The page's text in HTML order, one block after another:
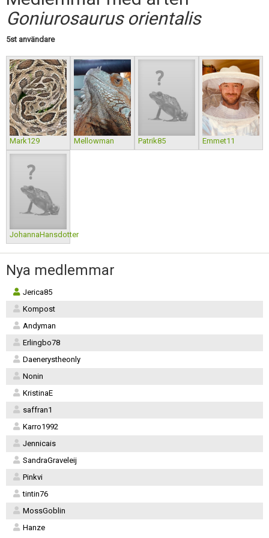
Goniurosaurus orientalis
5st användare
Mark129 Mellowman Patrik85 Emmet11
JohannaHansdotter
Nya medlemmar
Jerica85
Kompost
Andyman
Erlingbo78
Daenerystheonly
Nonin
KristinaE
saffran1
Karro1992
Jennicais
SandraGraveleij
Pinkvi
tintin76
MossGoblin
Hanze